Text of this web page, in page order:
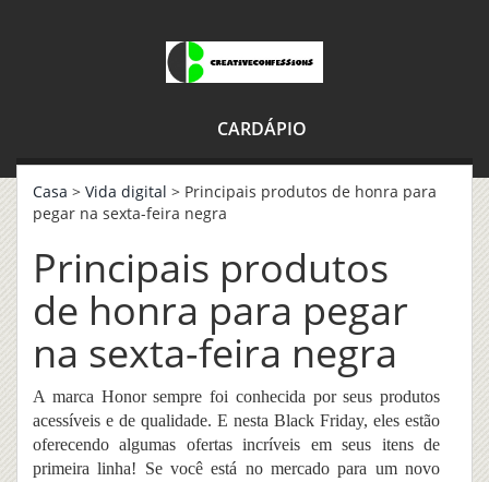
CARDÁPIO
Casa > Vida digital > Principais produtos de honra para
pegar na sexta-feira negra
Principais produtos
de honra para pegar
na sexta-feira negra
A marca Honor sempre foi conhecida por seus produtos
acessíveis e de qualidade. E nesta Black Friday, eles estão
oferecendo algumas ofertas incríveis em seus itens de
primeira linha! Se você está no mercado para um novo